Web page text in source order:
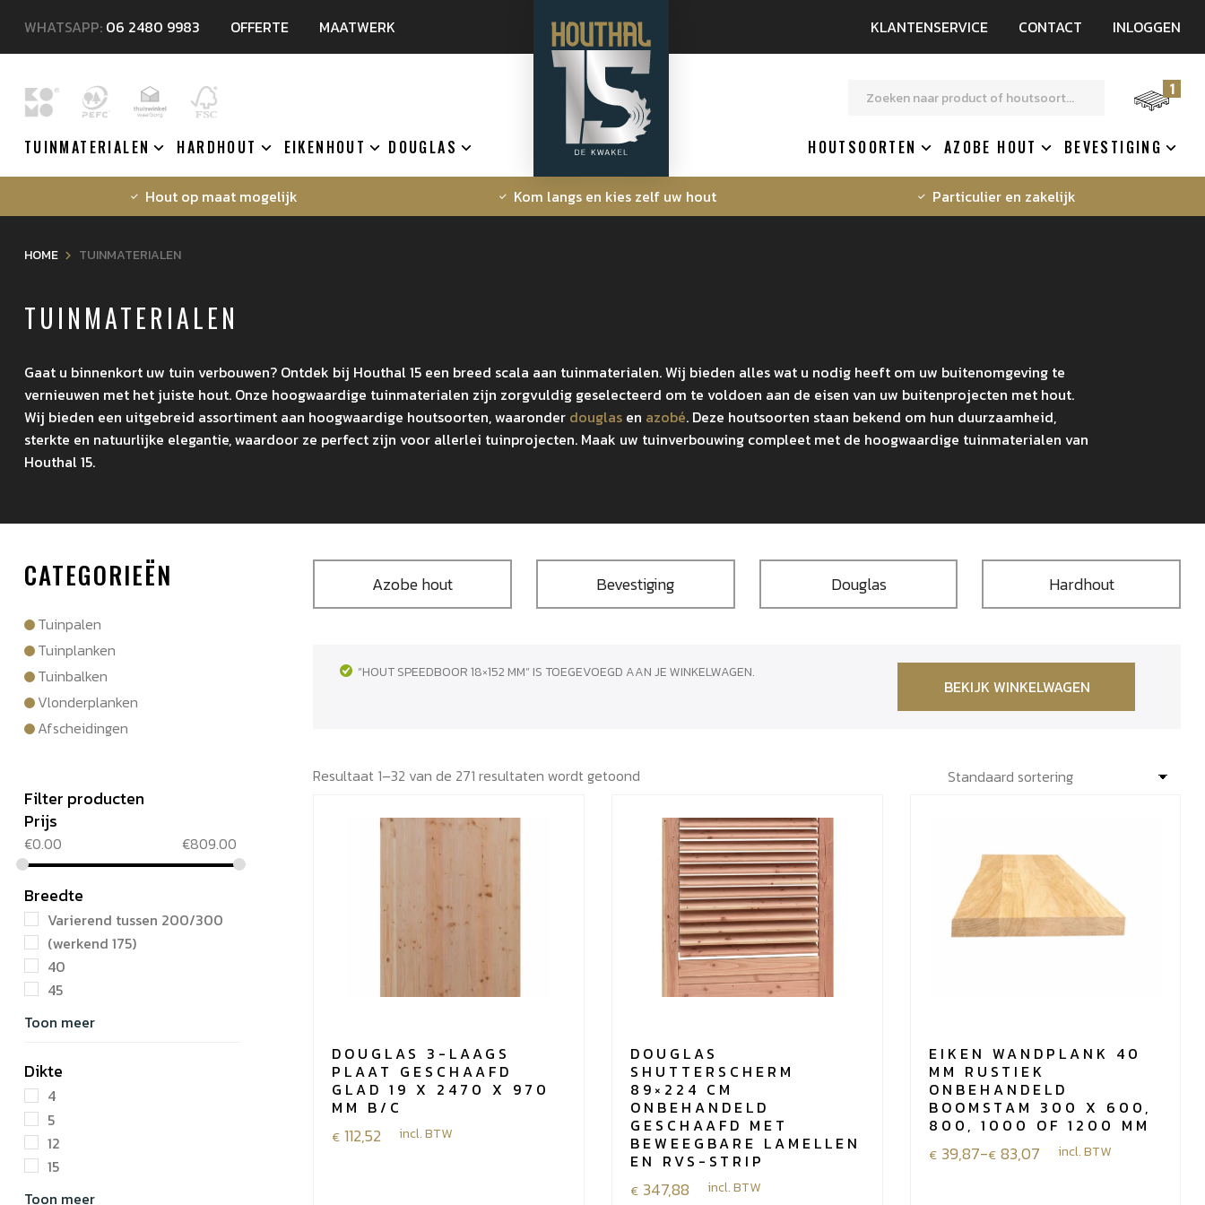
WHATSAPP: 06 2480 9983 OFFERTE MAATWERK KLANTENSERVICE CONTACT INLOGGEN
TUINMATERIALEN HARDHOUT EIKENHOUT DOUGLAS
1
HOUTSOORTEN AZOBE HOUT BEVESTIGING
Hout op maat mogelijk Kom langs en kies zelf uw hout Particulier en zakelijk
HOME TUINMATERIALEN
TUINMATERIALEN
Gaat u binnenkort uw tuin verbouwen? Ontdek bij Houthal 15 een breed scala aan tuinmaterialen. Wij bieden alles wat u nodig heeft om uw buitenomgeving te
vernieuwen met het juiste hout. Onze hoogwaardige tuinmaterialen zijn zorgvuldig geselecteerd om te voldoen aan de eisen van uw buitenprojecten met hout.
Wij bieden een uitgebreid assortiment aan hoogwaardige houtsoorten, waaronder douglasen azobé. Deze houtsoorten staan bekend om hun duurzaamheid,
sterkte en natuurlijke elegantie, waardoor ze perfect zijn voor allerlei tuinprojecten. Maak uw tuinverbouwing compleet met de hoogwaardige tuinmaterialen van
Houthal 15.
CATEGORIEËN
Tuinpalen
Tuinplanken
Tuinbalken
Vlonderplanken
Afscheidingen
Filter producten
Prijs
€0.00 €809.00
Breedte
Varierend tussen 200/300
(werkend 175)
40
45
Toon meer
Dikte
4
5
12
15
Toon meer
Azobe hout Bevestiging Douglas Hardhout
“HOUT SPEEDBOOR 18×152 MM” IS TOEGEVOEGD AAN JE WINKELWAGEN.
BEKIJK WINKELWAGEN
Resultaat 1–32 van de 271 resultaten wordt getoond
DOUGLAS 3-LAAGS
PLAAT GESCHAAFD
GLAD 19 X 2470 X 970
MM B/C
€ 112,52 incl. BTW
DOUGLAS
SHUTTERSCHERM
89×224 CM
ONBEHANDELD
GESCHAAFD MET
BEWEEGBARE LAMELLEN
EN RVS-STRIP
€ 347,88 incl. BTW
EIKEN WANDPLANK 40
MM RUSTIEK
ONBEHANDELD
BOOMSTAM 300 X 600,
800, 1000 OF 1200 MM
€ 39,87-€ 83,07
Prijsklasse:
incl. BTW